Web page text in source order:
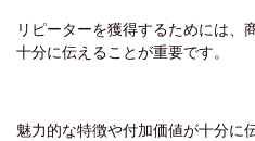
リピーターを獲得するためには、
十分に伝えることが重要です。
魅力的な特徴や付加価値が十分に